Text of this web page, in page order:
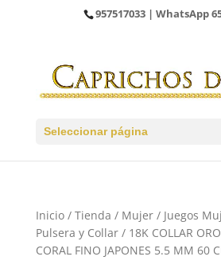
957517033 | WhatsApp
Seleccionar página
Inicio/ Tienda / Mujer/ Juegos
Pulsera y Collar/ 18K COLLAR
CORAL FINO JAPONES 5.5 MM 60